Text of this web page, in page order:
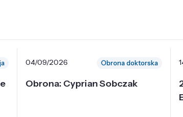
04/09/2026 Obrona doktorska
Obrona: Cyprian Sobczak